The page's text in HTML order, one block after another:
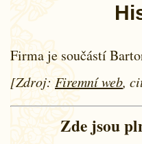
Firma je součástí
[Zdroj: Firemní web,
Zde jsou